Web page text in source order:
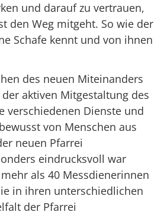
und darauf zu vertrauen,
den Weg mitgeht. So wie der
Schafe kennt und von ihnen
des neuen Miteinanders
aktiven Mitgestaltung des
verschiedenen Dienste und
von Menschen aus
neuen Pfarrei
eindrucksvoll war
als 40 Messdienerinnen
in ihren unterschiedlichen
der Pfarrei